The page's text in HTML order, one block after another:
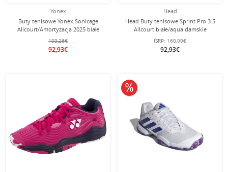
Yonex
Buty tenisowe Yonex Sonicage
Allcourt/Amortyzacja 2025 białe
męskie
103,26€
92,93€
Head
Head Buty tenisowe Sprint Pro 3.5
Allcourt białe/aqua damskie
fSRP: 160,00€
92,93€
10% obniżone